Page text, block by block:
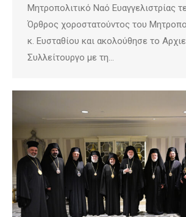
Μητροπολιτικό Ναό Ευαγγελιστρίας
Όρθρος χοροστατούντος του
κ. Ευσταθίου και ακολούθησε το
Συλλείτουργο με τη…